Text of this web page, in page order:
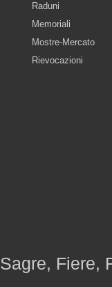
Raduni
Memoriali
Mostre-Mercato
Rievocazioni
Sagre, Fiere,